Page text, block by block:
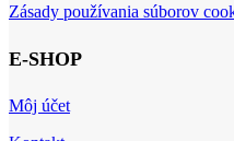
Zásady používania súborov
E-SHOP
Môj účet